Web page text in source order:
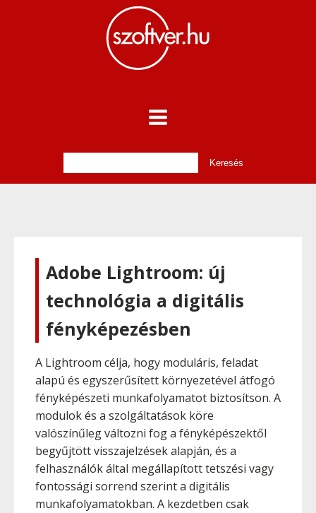
Adobe Lightroom: új
technológia a digitális
fényképezésben
A Lightroom célja, hogy moduláris, feladat
alapú és egyszerűsített környezetével átfogó
fényképészeti munkafolyamatot biztosítson. A
modulok és a szolgáltatások köre
valószínűleg változni fog a fényképészektől
begyűjtött visszajelzések alapján, és a
felhasználók által megállapított tetszési vagy
fontossági sorrend szerint a digitális
munkafolyamatokban. A kezdetben csak